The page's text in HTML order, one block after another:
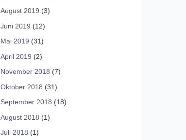
August 2019 (3)
Juni 2019 (12)
Mai 2019 (31)
April 2019 (2)
November 2018 (7)
Oktober 2018 (31)
September 2018 (18)
August 2018 (1)
Juli 2018 (1)